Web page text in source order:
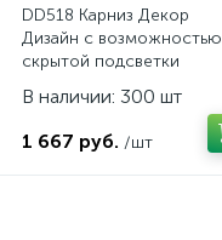
DD518 Карниз Декор
Дизайн c возможностью
скрытой подсветки
В наличии: 300 шт
1 667 руб. /шт